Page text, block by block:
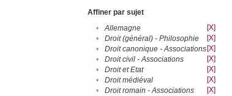
Affiner par sujet
•
Allemagne
[X]
•
Droit (général) - Philosophie
[X]
•
Droit canonique - Associations[X]
•
Droit civil - Associations
[X]
•
Droit et Etat
[X]
•
Droit médiéval
[X]
•
Droit romain - Associations
[X]